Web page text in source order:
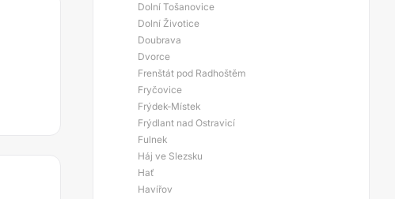
Dolní Tošanovice
Dolní Životice
Doubrava
Dvorce
Frenštát pod Radhoštěm
Fryčovice
Frýdek-Místek
Frýdlant nad Ostravicí
Fulnek
Háj ve Slezsku
Hať
Havířov